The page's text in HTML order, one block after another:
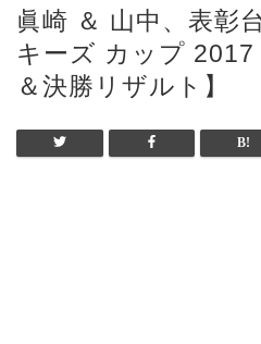
眞崎 ＆ 山中、表彰
キーズ カップ 2017
＆決勝リザルト】